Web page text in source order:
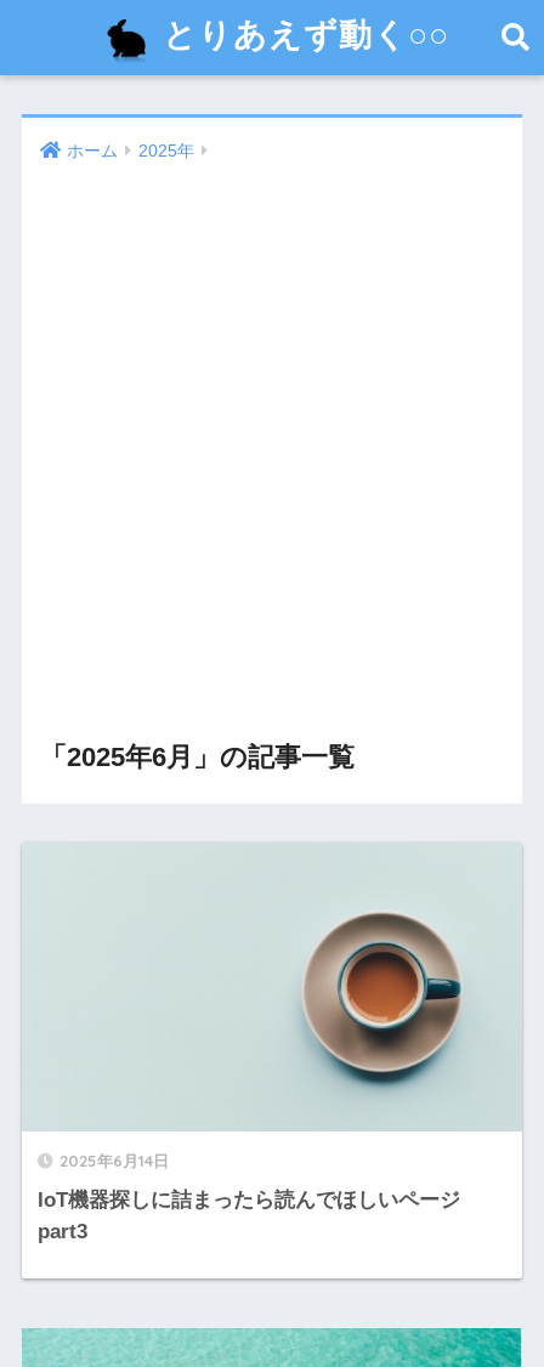
とりあえず動く○○
ホーム 2025年
「2025年6月」の記事一覧
2025年6月14日
IoT機器探しに詰まったら読んでほしいページ
part3